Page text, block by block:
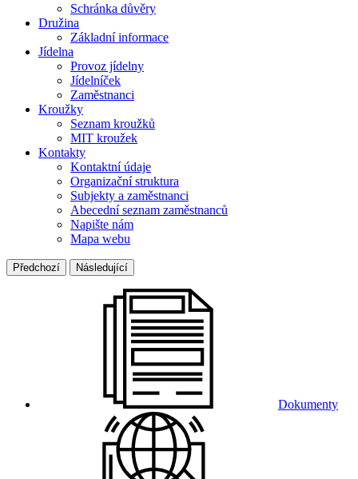
Schránka důvěry
Družina
Základní informace
Jídelna
Provoz jídelny
Jídelníček
Zaměstnanci
Kroužky
Seznam kroužků
MIT kroužek
Kontakty
Kontaktní údaje
Organizační struktura
Subjekty a zaměstnanci
Abecední seznam zaměstnanců
Napište nám
Mapa webu
Předchozí Následující
Dokumenty